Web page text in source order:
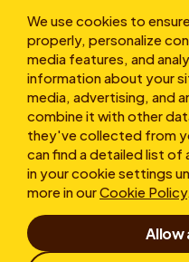
We use cookies to
properly, personalize
media features, and
information about your
media, advertising, and
combine it with other
they've collected from
can find a detailed list
in your cookie settings
more in ourCookie Policy.
Allow
A propos
Déclaration de